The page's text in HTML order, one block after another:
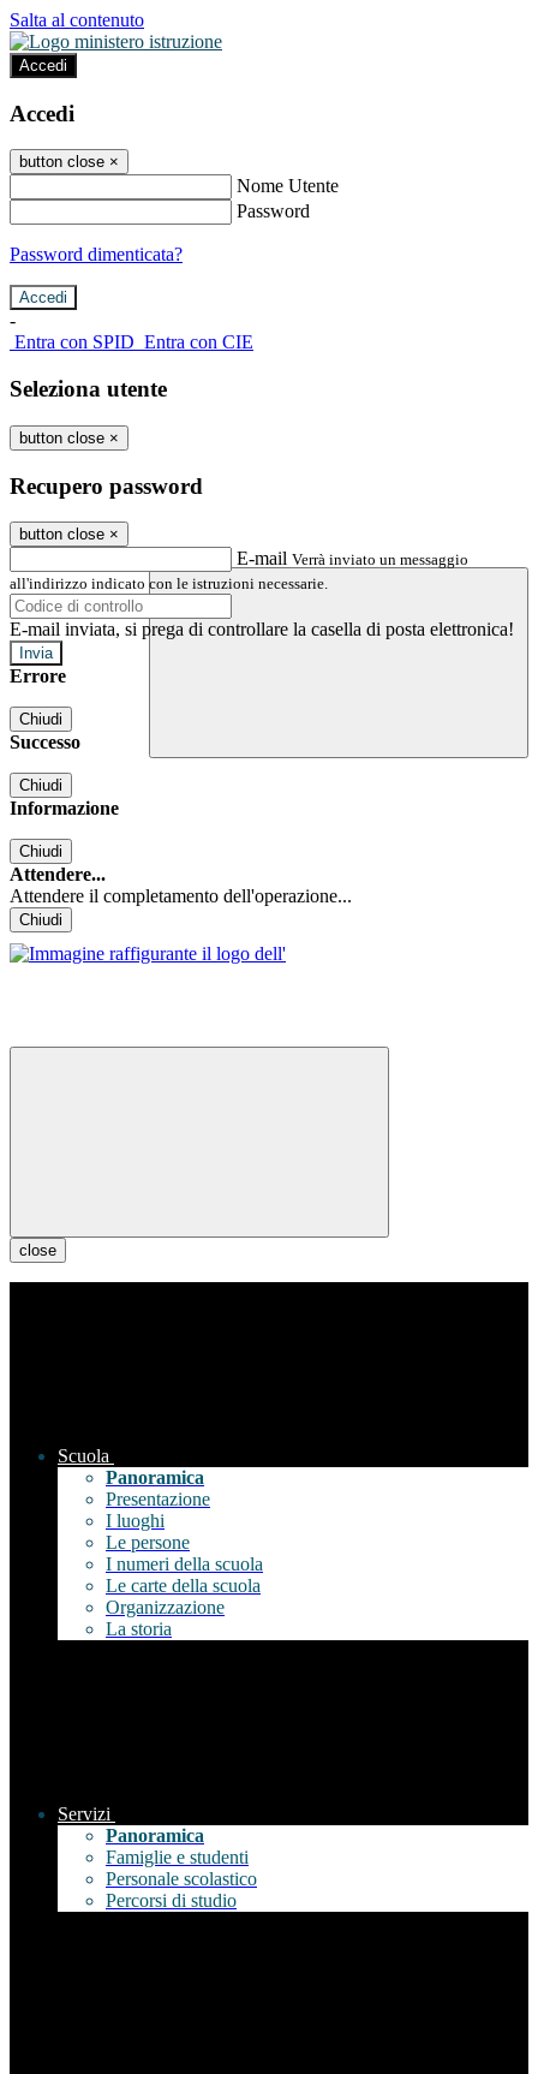
Salta al contenuto
Accedi
Accedi
button close ×
Nome Utente
Password
Password dimenticata?
-
Entra con SPID Entra con CIE
Seleziona utente
button close ×
Recupero password
button close ×
E-mail Verrà inviato un messaggio
all'indirizzo indicato con le istruzioni necessarie.
E-mail inviata, si prega di controllare la casella di posta elettronica!
Errore
Chiudi
Successo
Chiudi
Informazione
Chiudi
Attendere...
Attendere il completamento dell'operazione...
Chiudi
close
Scuola
Panoramica
Presentazione
I luoghi
Le persone
I numeri della scuola
Le carte della scuola
Organizzazione
La storia
Servizi
Panoramica
Famiglie e studenti
Personale scolastico
Percorsi di studio